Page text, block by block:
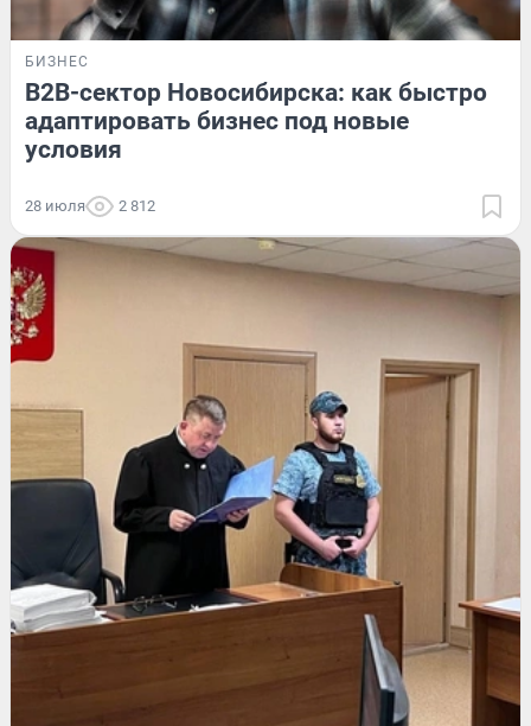
БИЗНЕС
B2B-сектор Новосибирска: как быстро
адаптировать бизнес под новые
условия
28 июля 2 812